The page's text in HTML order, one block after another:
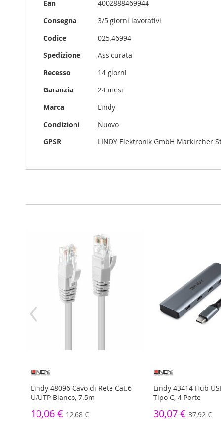
Ean
4002888469944
Consegna
3/5 giorni lavorativi
Codice
025.46994
Spedizione
Assicurata
Recesso
14 giorni
Garanzia
24 mesi
Marca
Lindy
Condizioni
Nuovo
GPSR
LINDY Elektronik GmbH Markircher
Lindy 48096 Cavo di Rete Cat.6
U/UTP Bianco, 7.5m
10,06 € 12,68 €
Lindy 43414 Hub
Tipo C, 4 Porte
30,07 € 37,92 €
‹